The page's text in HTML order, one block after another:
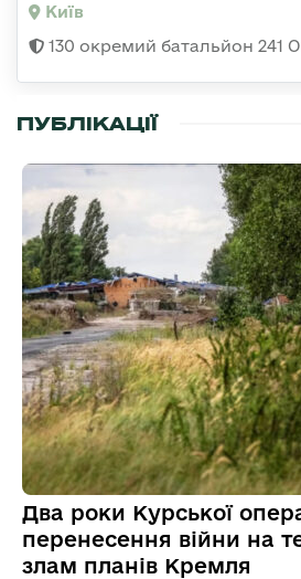
Київ
130 окремий батальйон 241
ПУБЛІКАЦІЇ
Два роки Курської
перенесення війни на
злам планів Кремля